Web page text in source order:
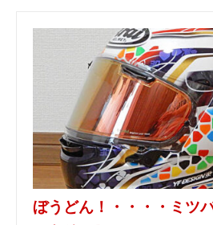
ぼうどん！・・・・ミツ